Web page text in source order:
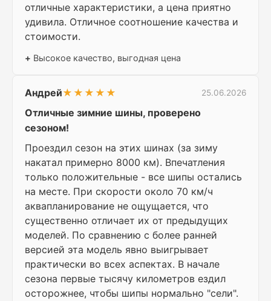
отличные характеристики, а цена приятно
удивила. Отличное соотношение качества и
стоимости.
+ Высокое качество, выгодная цена
Андрей★★★★★ 25.06.2026
Отличные зимние шины, проверено
сезоном!
Проездил сезон на этих шинах (за зиму
накатал примерно 8000 км). Впечатления
только положительные - все шипы остались
на месте. При скорости около 70 км/ч
аквапланирование не ощущается, что
существенно отличает их от предыдущих
моделей. По сравнению с более ранней
версией эта модель явно выигрывает
практически во всех аспектах. В начале
сезона первые тысячу километров ездил
осторожнее, чтобы шипы нормально "сели".